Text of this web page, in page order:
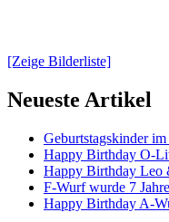
[Zeige Bilderliste]
Neueste Artikel
Geburtstagskinder
Happy Birthday O-
Happy Birthday Leo
F-Wurf wurde 7 Jahre
Happy Birthday A-